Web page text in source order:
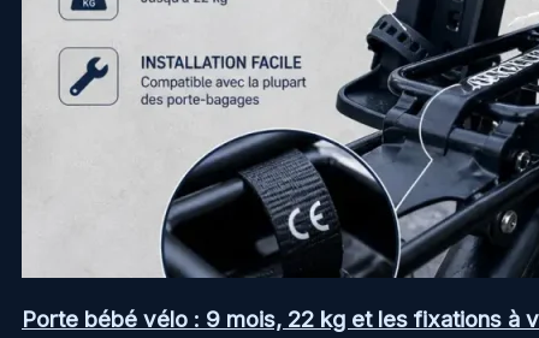
Porte bébé vélo : 9 mois, 22 kg et les fixations à